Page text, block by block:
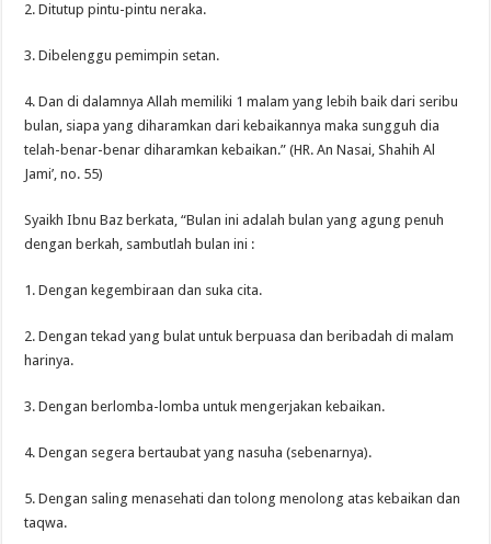
2. Ditutup pintu-pintu neraka.
3. Dibelenggu pemimpin setan.
4. Dan di dalamnya Allah memiliki 1 malam yang lebih baik dari seribu
bulan, siapa yang diharamkan dari kebaikannya maka sungguh dia
telah-benar-benar diharamkan kebaikan.” (HR. An Nasai, Shahih Al
Jami’, no. 55)
Syaikh Ibnu Baz berkata, “Bulan ini adalah bulan yang agung penuh
dengan berkah, sambutlah bulan ini :
1. Dengan kegembiraan dan suka cita.
2. Dengan tekad yang bulat untuk berpuasa dan beribadah di malam
harinya.
3. Dengan berlomba-lomba untuk mengerjakan kebaikan.
4. Dengan segera bertaubat yang nasuha (sebenarnya).
5. Dengan saling menasehati dan tolong menolong atas kebaikan dan
taqwa.